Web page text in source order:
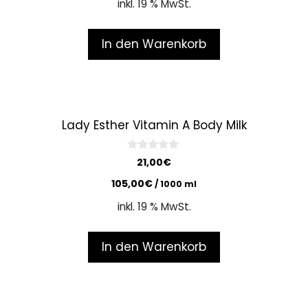
f
inkl. 19 % MwSt.
In den Warenkorb
Lady Esther Vitamin A Body Milk
t
f
21,00€
105,00€/1000 ml
inkl. 19 % MwSt.
In den Warenkorb